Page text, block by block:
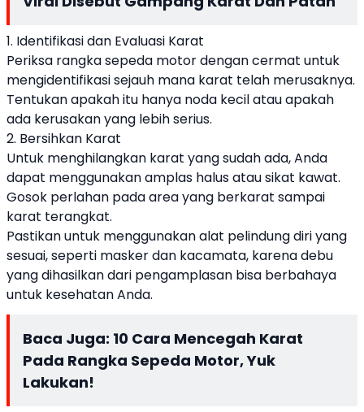
1. Identifikasi dan Evaluasi Karat
Periksa rangka sepeda motor dengan cermat untuk
mengidentifikasi sejauh mana karat telah merusaknya.
Tentukan apakah itu hanya noda kecil atau apakah
ada kerusakan yang lebih serius.
2. Bersihkan Karat
Untuk menghilangkan karat yang sudah ada, Anda
dapat menggunakan amplas halus atau sikat kawat.
Gosok perlahan pada area yang berkarat sampai
karat terangkat.
Pastikan untuk menggunakan alat pelindung diri yang
sesuai, seperti masker dan kacamata, karena debu
yang dihasilkan dari pengamplasan bisa berbahaya
untuk kesehatan Anda.
Baca Juga: 10 Cara Mencegah Karat
Pada Rangka Sepeda Motor, Yuk
Lakukan!